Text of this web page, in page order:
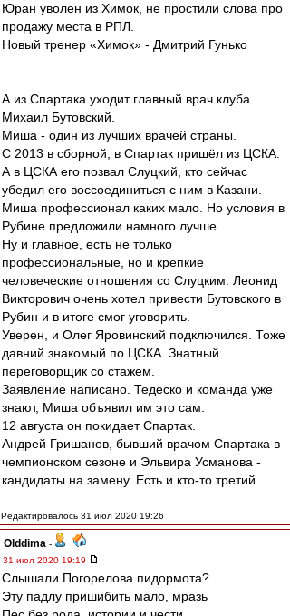
Юран уволен из Химок, не простили слова про
продажу места в РПЛ.
Новый тренер «Химок» - Дмитрий Гунько
А из Спартака уходит главный врач клуба
Михаил Бутовский.
Миша - один из лучших врачей страны.
С 2013 в сборной, в Спартак пришёл из ЦСКА.
А в ЦСКА его позвал Слуцкий, кто сейчас
убедил его воссоединиться с ним в Казани.
Миша профессионал каких мало. Но условия в
Рубине предложили намного лучше.
Ну и главное, есть не только
профессиональные, но и крепкие
человеческие отношения со Слуцким. Леонид
Викторович очень хотел привести Бутовского в
Рубин и в итоге смог уговорить.
Уверен, и Олег Яровинский подключился. Тоже
давний знакомый по ЦСКА. Знатный
переговорщик со стажем.
Заявление написано. Тедеско и команда уже
знают, Миша объявил им это сам.
12 августа он покидает Спартак.
Андрей Гришанов, бывший врачом Спартака в
чемпионском сезоне и Эльвира Усманова -
кандидаты на замену. Есть и кто-то третий
Редактировалось 31 июл 2020 19:26
Olddima -
31 июл 2020 19:19
Слышали Погорелова пидормота?
Эту падлу пришибить мало, мразь